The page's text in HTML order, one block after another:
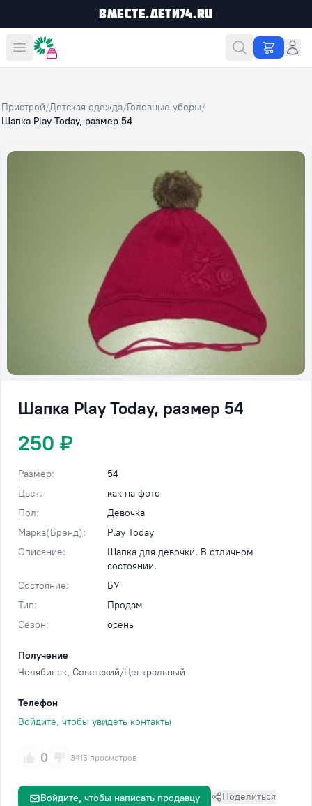
Вместе.Дети74.ru
Вместе дешевле
Пристрой/Детская одежда/Головные уборы/
Шапка Play Today, размер 54
Шапка Play Today, размер 54
250 ₽
Размер:
54
Цвет:
как на фото
Пол:
Девочка
Марка(Бренд):
Play Today
Описание:
Шапка для девочки. В отличном
состоянии.
Состояние:
БУ
Тип:
Продам
Сезон:
осень
Получение
Челябинск, Советский/Центральный
Телефон
Войдите, чтобы увидеть контакты
0 3415 просмотров
Поделиться
Войдите, чтобы написать продавцу